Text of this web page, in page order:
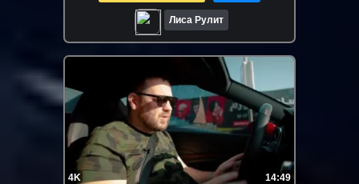
Лиса Рулит
4K 14:49